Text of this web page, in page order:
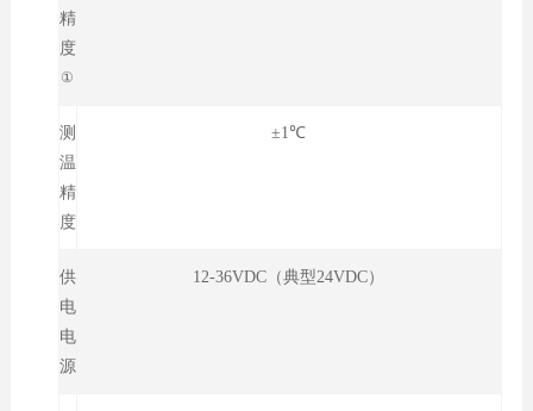
精
度
①
测
温
精
度
±1℃
供
电
电
源
12-36VDC（典型24VDC）